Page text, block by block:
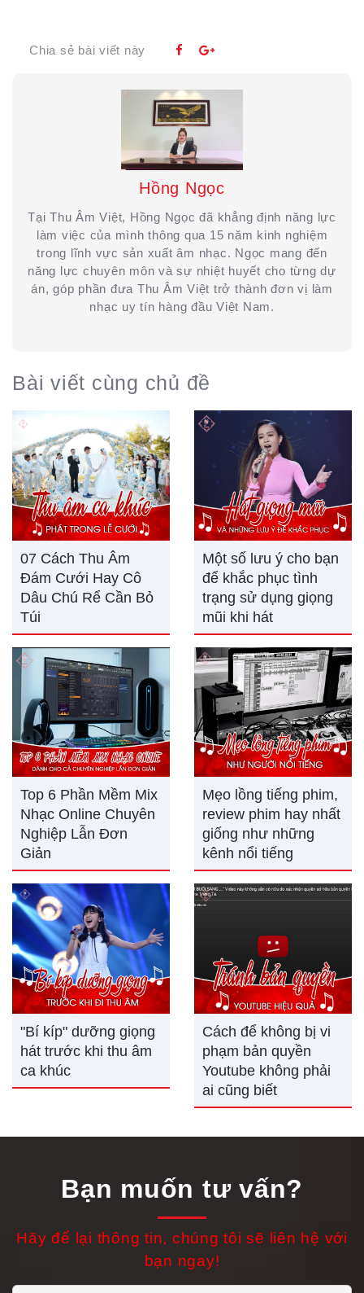
Chia sẻ bài viết này
Hồng Ngọc
Tại Thu Âm Việt, Hồng Ngọc đã khẳng định năng lực
làm việc của mình thông qua 15 năm kinh nghiệm
trong lĩnh vực sản xuất âm nhạc. Ngọc mang đến
năng lực chuyên môn và sự nhiệt huyết cho từng dự
án, góp phần đưa Thu Âm Việt trở thành đơn vị làm
nhạc uy tín hàng đầu Việt Nam.
Bài viết cùng chủ đề
07 Cách Thu Âm
Đám Cưới Hay Cô
Dâu Chú Rể Cần Bỏ
Túi
Một số lưu ý cho bạn
để khắc phục tình
trạng sử dụng giọng
mũi khi hát
Top 6 Phần Mềm Mix
Nhạc Online Chuyên
Nghiệp Lẫn Đơn
Giản
Mẹo lồng tiếng phim,
review phim hay nhất
giống như những
kênh nổi tiếng
"Bí kíp" dưỡng giọng
hát trước khi thu âm
ca khúc
Cách để không bị vi
phạm bản quyền
Youtube không phải
ai cũng biết
Bạn muốn tư vấn?
Hãy để lại thông tin, chúng tôi sẽ liên hệ với
bạn ngay!